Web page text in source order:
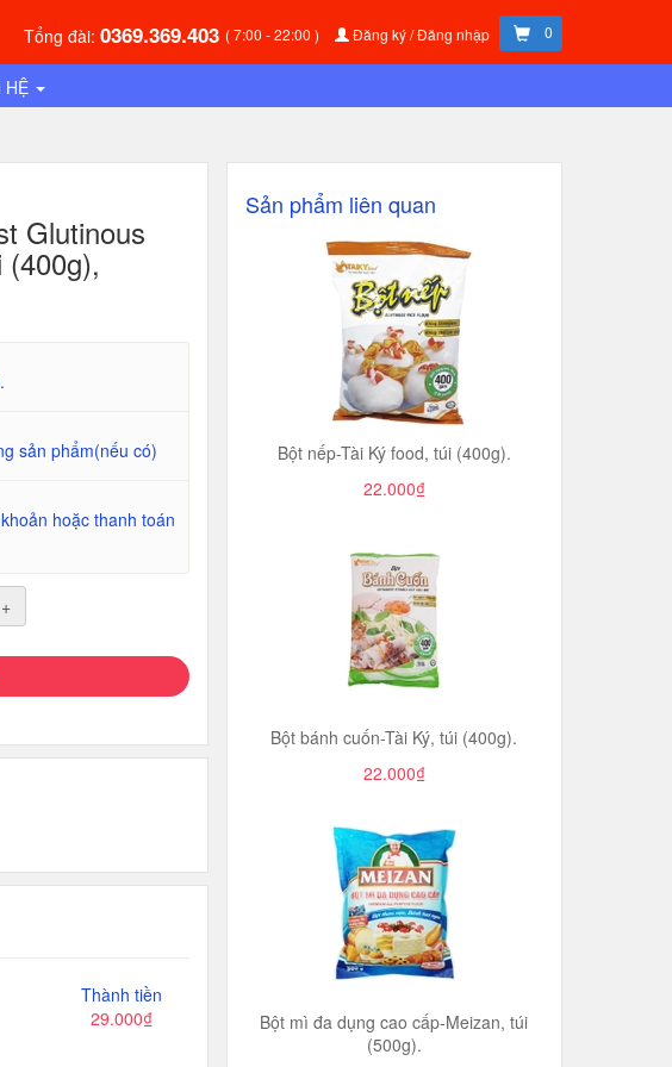
Tổng đài: 0369.369.403 ( 7:00 - 22:00 ) Đăng ký / Đăng nhập 0
HỆ
Glutinous
(400g),
sản phẩm(nếu có)
hoặc thanh toán
+
Thành tiền
29.000₫
Sản phẩm liên quan
Bột nếp-Tài Ký food, túi (400g).
22.000₫
Bột bánh cuốn-Tài Ký, túi (400g).
22.000₫
Bột mì đa dụng cao cấp-Meizan, túi
(500g).